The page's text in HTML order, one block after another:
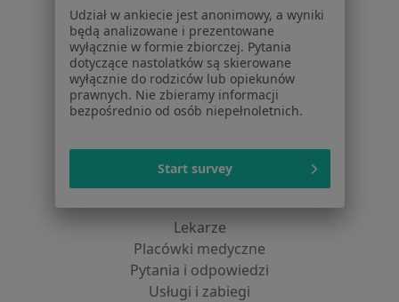
Polityka cookies
Jak działają wyniki wyszukiwania
Dostępność
O nas
Praca Rekrutujemy!
Partnerzy
Kontakt
Dla pacjentów
Lekarze
Placówki medyczne
Pytania i odpowiedzi
Usługi i zabiegi
Udział w ankiecie jest anonimowy, a wyniki
będą analizowane i prezentowane
wyłącznie w formie zbiorczej. Pytania
dotyczące nastolatków są skierowane
wyłącznie do rodziców lub opiekunów
prawnych. Nie zbieramy informacji
bezpośrednio od osób niepełnoletnich.
Start survey